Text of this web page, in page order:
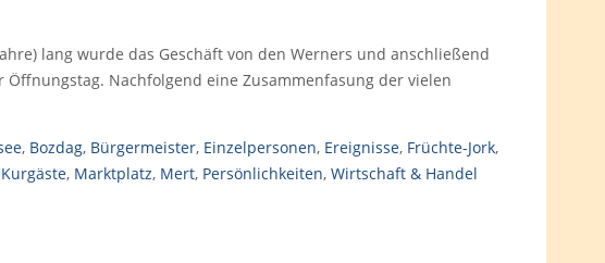
lang wurde das Geschäft von den Werners und anschließend
Nachfolgend eine Zusammenfasung der vielen
, Bozdag, Bürgermeister, Einzelpersonen, Ereignisse, Früchte-Jork,
Kurgäste, Marktplatz, Mert, Persönlichkeiten, Wirtschaft & Handel